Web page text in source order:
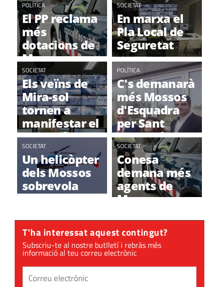
POLÍTICA
El PP reclama
més
dotacions de
Mossos
d'Esquadra
per a la ciutat
SOCIETAT
En marxa el
Pla Local de
Seguretat
SOCIETAT
Els veïns de
Mira-sol
tornen a
manifestar el
seu malestar
pels robatoris
POLÍTICA
C's demanarà
més Mossos
d'Esquadra
per Sant
Cugat al
Parlament
SOCIETAT
Un helicòpter
dels Mossos
sobrevola
Sant Cugat
robatoris
SOCIETAT
Conesa
demana més
agents de
Mossos
davant els
robatoris
T'ha interessat aquest contingut?
Subscriu-te al nostre butlletí i rebràs més
informació al teu correu electrònic